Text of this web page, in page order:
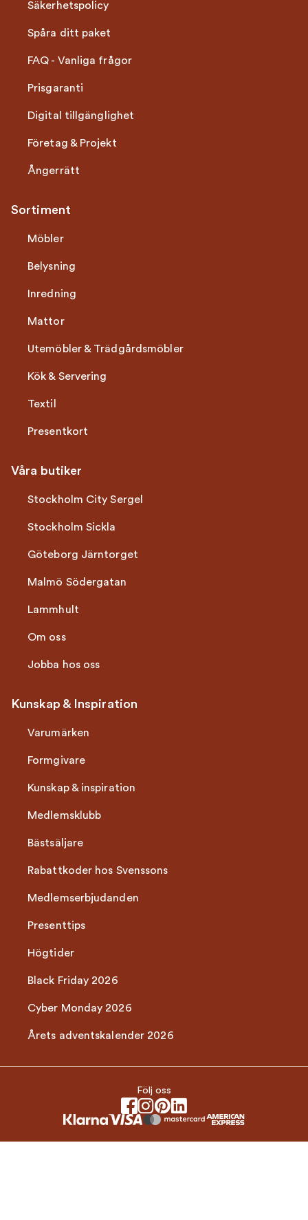
Säkerhetspolicy
Spåra ditt paket
FAQ - Vanliga frågor
Prisgaranti
Digital tillgänglighet
Företag & Projekt
Ångerrätt
Sortiment
Möbler
Belysning
Inredning
Mattor
Utemöbler & Trädgårdsmöbler
Kök & Servering
Textil
Presentkort
Våra butiker
Stockholm City Sergel
Stockholm Sickla
Göteborg Järntorget
Malmö Södergatan
Lammhult
Om oss
Jobba hos oss
Kunskap & Inspiration
Varumärken
Formgivare
Kunskap & inspiration
Medlemsklubb
Bästsäljare
Rabattkoder hos Svenssons
Medlemserbjudanden
Presenttips
Högtider
Black Friday 2026
Cyber Monday 2026
Årets adventskalender 2026
Följ oss